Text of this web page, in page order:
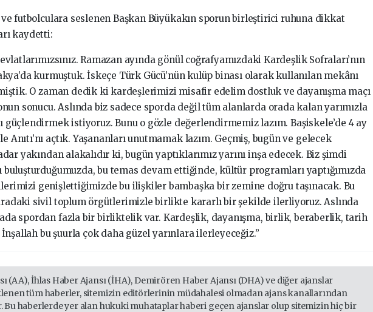
ve futbolculara seslenen Başkan Büyükakın sporun birleştirici ruhuna dikkat
kaydetti:
Ramazan ayında gönül coğrafyamızdaki Kardeşlik Sofraları’nın
kurmuştuk. İskeçe Türk Gücü’nün kulüp binası olarak kullanılan mekânı
O zaman dedik ki kardeşlerimizi misafir edelim dostluk ve dayanışma maçı
sonucu. Aslında biz sadece sporda değil tüm alanlarda orada kalan yarımızla
güçlendirmek istiyoruz. Bunu o gözle değerlendirmemiz lazım. Başiskele’de 4 ay
Anıtı’nı açtık. Yaşananları unutmamak lazım. Geçmiş, bugün ve gelecek
yakından alakalıdır ki, bugün yaptıklarımız yarını inşa edecek. Biz şimdi
buluşturduğumuzda, bu temas devam ettiğinde, kültür programları yaptığımızda
genişlettiğimizde bu ilişkiler bambaşka bir zemine doğru taşınacak. Bu
sivil toplum örgütlerimizle birlikte kararlı bir şekilde ilerliyoruz. Aslında
spordan fazla bir birliktelik var. Kardeşlik, dayanışma, birlik, beraberlik, tarih
bu şuurla çok daha güzel yarınlara ilerleyeceğiz.”
(AA), İhlas Haber Ajansı (İHA), Demirören Haber Ajansı (DHA) ve diğer ajanslar
tüm haberler, sitemizin editörlerinin müdahalesi olmadan ajans kanallarından
Bu haberlerde yer alan hukuki muhataplar haberi geçen ajanslar olup sitemizin hiç bir